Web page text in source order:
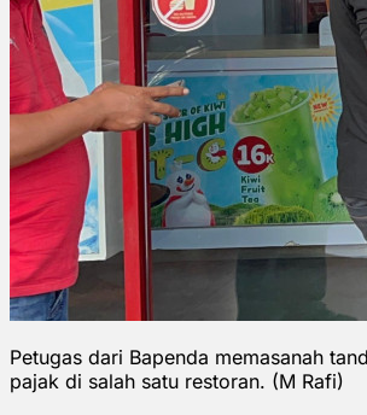
Petugas dari Bapenda memasanah
pajak di salah satu restoran. (M Rafi)